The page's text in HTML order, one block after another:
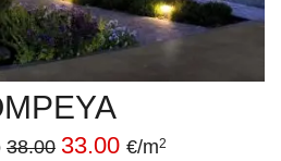
38.00 33.00 €/m2